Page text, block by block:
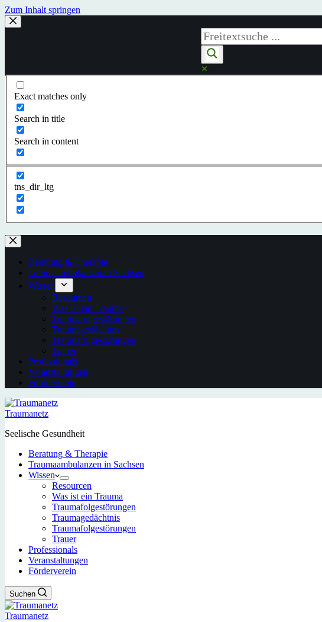
Zum Inhalt springen
Exact matches only
Search in title
Search in content
tns_dir_ltg
Beratung & Therapie
Traumaambulanzen in Sachsen
Wissen
Resourcen
Was ist ein Trauma
Traumafolgestörungen
Traumagedächtnis
Traumafolgestörungen
Trauer
Professionals
Veranstaltungen
Förderverein
Traumanetz
Seelische Gesundheit
Beratung & Therapie
Traumaambulanzen in Sachsen
Wissen
Resourcen
Was ist ein Trauma
Traumafolgestörungen
Traumagedächtnis
Traumafolgestörungen
Trauer
Professionals
Veranstaltungen
Förderverein
Suchen
Traumanetz